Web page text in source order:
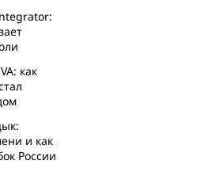
как
и как
России